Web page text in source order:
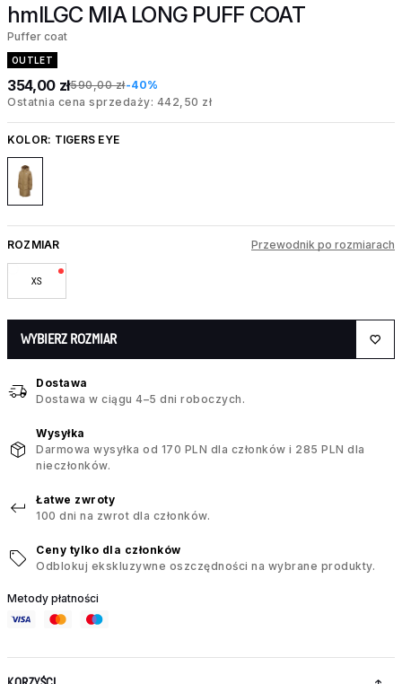
hmlLGC MIA LONG PUFF COAT
Puffer coat
OUTLET
354,00 zł590,00 zł-40%
Ostatnia cena sprzedaży: 442,50 zł
KOLOR: TIGERS EYE
ROZMIAR Przewodnik po rozmiarach
XS
WYBIERZ ROZMIAR
Dostawa
Dostawa w ciągu 4–5 dni roboczych.
Wysyłka
Darmowa wysyłka od 170 PLN dla członków i 285 PLN dla
nieczłonków.
Łatwe zwroty
100 dni na zwrot dla członków.
Ceny tylko dla członków
Odblokuj ekskluzywne oszczędności na wybrane produkty.
Metody płatności